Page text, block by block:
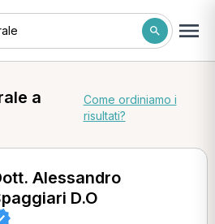
a
Come ordiniamo i
risultati?
Alessandro
D.O